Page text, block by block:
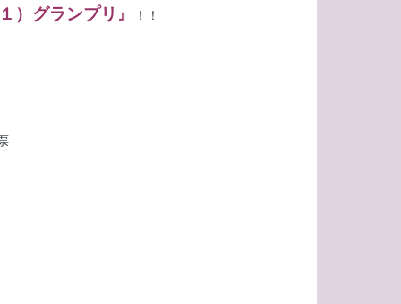
）グランプリ』 ！！